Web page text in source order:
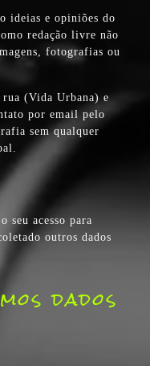
ideias e opiniões do
redação livre não
fotografias ou
(Vida Urbana) e
por email pelo
sem qualquer
seu acesso para
outros dados
dados